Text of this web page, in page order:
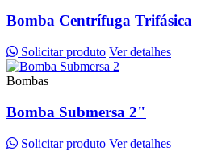
Bomba Centrífuga Trifásica
Solicitar produto Ver detalhes
Bombas
Bomba Submersa 2"
Solicitar produto Ver detalhes